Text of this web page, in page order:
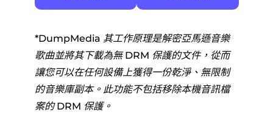
*DumpMedia 其工作原理是解密亞馬遜音樂
歌曲並將其下載為無 DRM 保護的文件，從而
讓您可以在任何設備上獲得一份乾淨、無限制
的音樂庫副本。此功能不包括移除本機音訊檔
案的 DRM 保護。